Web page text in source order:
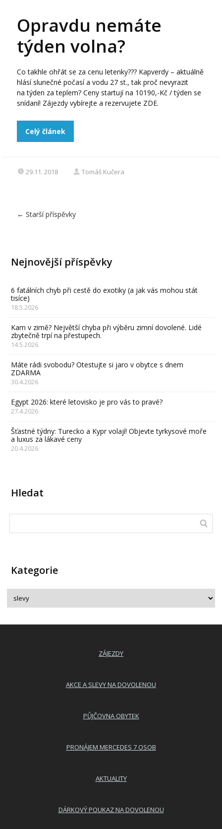
Opravdu nemáte
týden volna?
Co takhle ohřát se za cenu letenky??? Kapverdy – aktuálně
hlásí slunečné počasí a vodu 27 st., tak proč nevyrazit
na týden za teplem? Ceny startují na 10190,-Kč / týden se
snídaní! Zájezdy vybírejte a rezervujete ZDE.
Celý článek
29.11. 2018 Tomáš Kučera
← Starší příspěvky
Nejnovější příspěvky
6 fatálních chyb při cestě do exotiky (a jak vás mohou stát
tisíce)
18.5.2026
Kam v zimě? Největší chyba při výběru zimní dovolené. Lidé
zbytečně trpí na přestupech.
14.5.2026
Máte rádi svobodu? Otestujte si jaro v obytce s dnem
ZDARMA
30.4.2026
Egypt 2026: které letovisko je pro vás to pravé?
27.4.2026
Šťastné týdny: Turecko a Kypr volají! Objevte tyrkysové moře
a luxus za lákavé ceny
20.4.2026
Hledat
Kategorie
ZÁJEZDY
AKCE A SLEVY NA DOVOLENOU
PŮJČOVNA OBYTEK
PRONÁJEM MERCEDES 7 OSOB
AKTUALITY
DÁRKOVÝ POUKAZ NA DOVOLENOU